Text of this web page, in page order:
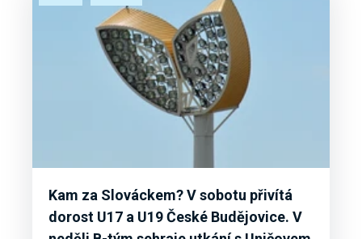
Kam za Slováckem? V sobotu přivítá
dorost U17 a U19 České Budějovice. V